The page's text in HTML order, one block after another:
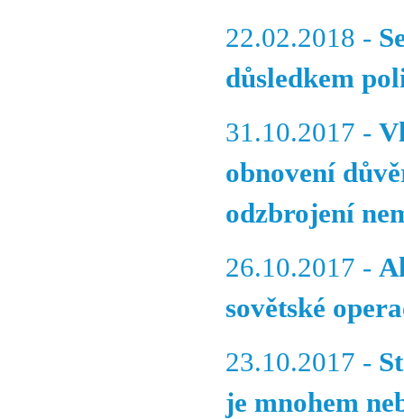
22.02.2018 -
důsledkem
31.10.2017 -
obnovení
odzbrojení
26.10.2017 -
sovětské
23.10.2017 -
je mnohem